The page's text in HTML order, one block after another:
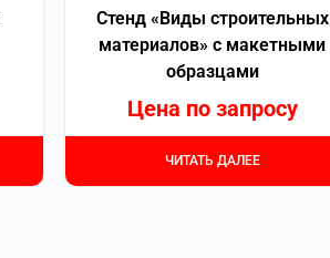
Стенд «Виды строительных
материалов» с макетными
образцами
Цена по запросу
ЧИТАТЬ ДАЛЕЕ